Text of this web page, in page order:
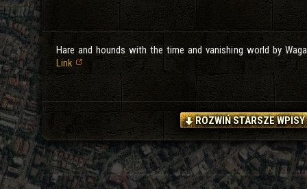
Hare and hounds with the time and vanishing world by
Link
ROZWIŃ STARSZE WPISY